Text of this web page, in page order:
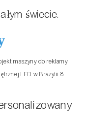
świecie.